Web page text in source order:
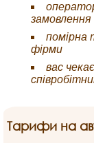
помірна
фірми
вас
Тарифи на